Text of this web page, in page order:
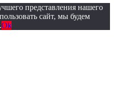
представления нашего
сайт, мы будем
Ok